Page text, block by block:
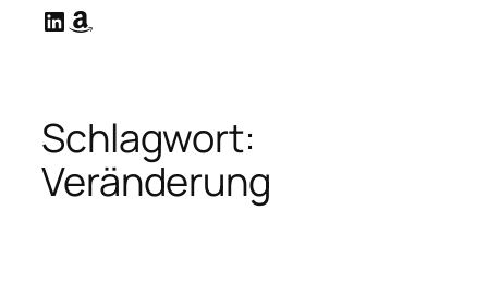
LinkedIn
Amazon
Schlagwort:
Veränderung